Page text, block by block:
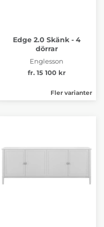
Edge 2.0 Skänk - 4
dörrar
Englesson
fr. 15 100 kr
Fler varianter